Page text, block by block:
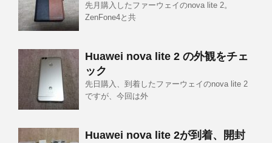
先月購入したファーウェイのnova lite 2。
ZenFone4と共
Huawei nova lite 2 の外観をチェ
ック
先日購入、到着したファーウェイのnova lite 2
ですが、今回は外
Huawei nova lite 2が到着、開封